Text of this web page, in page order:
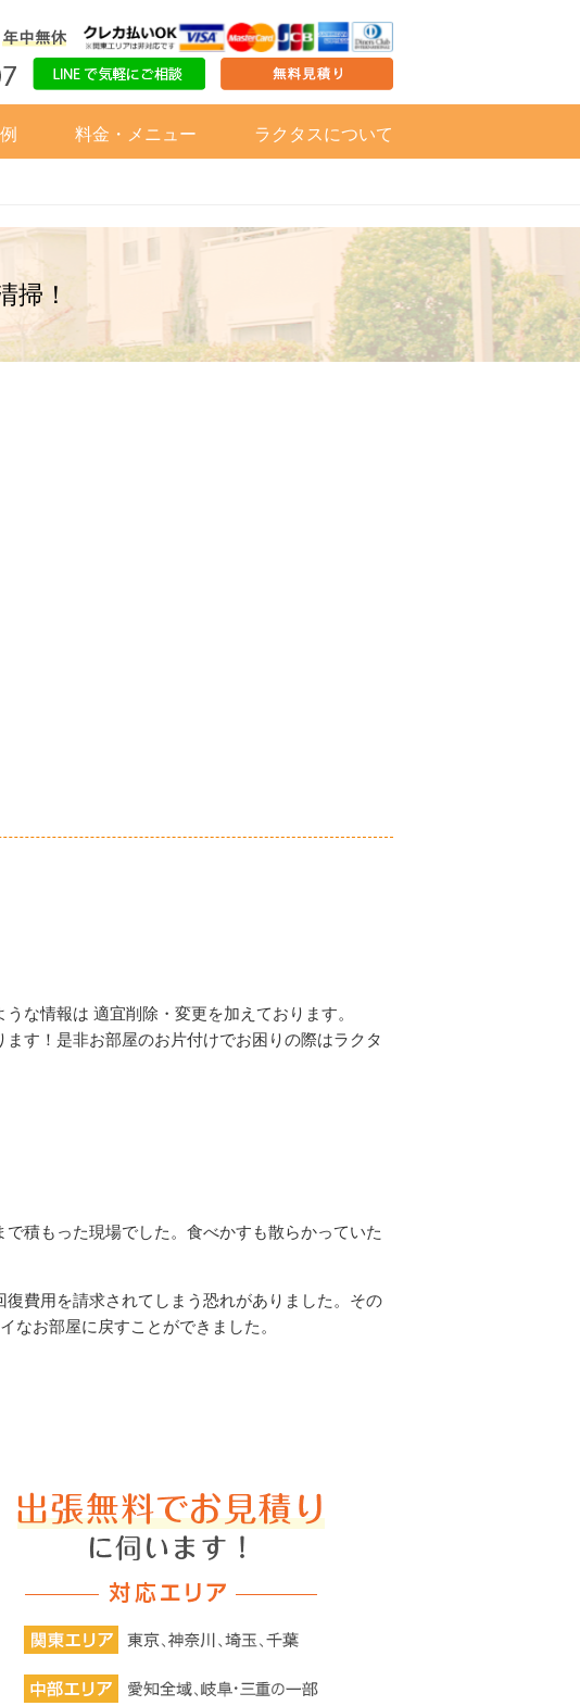
料金・メニュー ラクタスについて
掃！
な情報は 適宜削除・変更を加えております。
す！是非お部屋のお片付けでお困りの際はラクタ
積もった現場でした。食べかすも散らかっていた
費用を請求されてしまう恐れがありました。その
なお部屋に戻すことができました。